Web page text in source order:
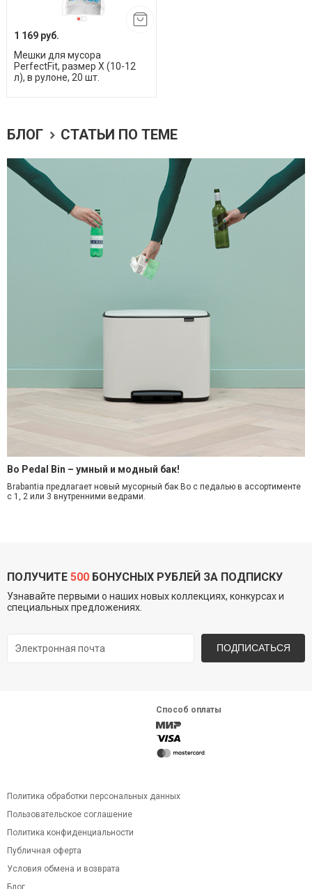
1 169 руб.
Мешки для мусора
PerfectFit, размер X (10-12
л), в рулоне, 20 шт.
БЛОГ СТАТЬИ ПО ТЕМЕ
Bo Pedal Bin – умный и модный бак!
Brabantia предлагает новый мусорный бак Bo с педалью в ассортименте
с 1, 2 или 3 внутренними ведрами.
ПОЛУЧИТЕ 500 БОНУСНЫХ РУБЛЕЙ ЗА ПОДПИСКУ
Узнавайте первыми о наших новых коллекциях, конкурсах и
специальных предложениях.
ПОДПИСАТЬСЯ
Способ оплаты
Политика обработки персональных данных
Пользовательское соглашение
Политика конфиденциальности
Публичная оферта
Условия обмена и возврата
Блог